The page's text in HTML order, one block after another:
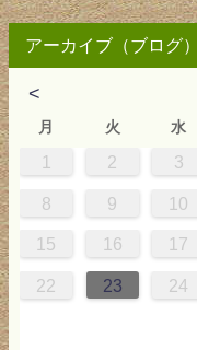
アーカイブ（ブログ）
<
月 火 水
1 2 3
8 9 10
15 16 17
22 23 24